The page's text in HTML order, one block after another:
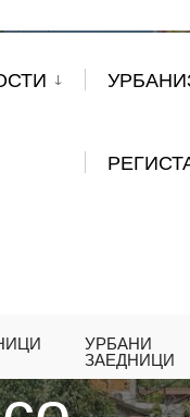
УРБАНИ
ЗАЕДНИЦИ
НА